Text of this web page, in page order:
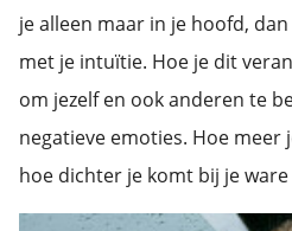
je alleen maar in je hoofd,
met je intuïtie. Hoe je dit
om jezelf en ook anderen te
negatieve emoties. Hoe meer
hoe dichter je komt bij je ware